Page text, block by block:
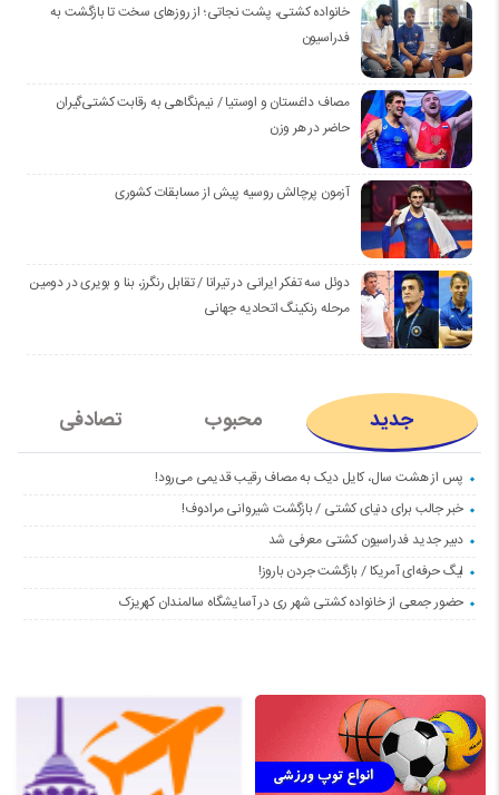
خانواده کشتی، پشت نجاتی؛ از روزهای سخت تا بازگشت به
فدراسیون
مصاف داغستان و اوستیا / نیم‌نگاهی به رقابت کشتی‌گیران
حاضر در هر وزن
آزمون پرچالش روسیه پیش از مسابقات کشوری
دوئل سه تفکر ایرانی در تیرانا / تقابل رنگرز، بنا و بویری در دومین
مرحله رنکینگ اتحادیه جهانی
جدید محبوب تصادفی
پس از هشت سال، کایل دیک به مصاف رقیب قدیمی می‌رود!
خبر جالب برای دنیای کشتی / بازگشت شیروانی مرادوف!
دبیر جدید فدراسیون کشتی معرفی شد
لیگ حرفه‌ای آمریکا / بازگشت جردن باروز!
حضور جمعی از خانواده کشتی شهر ری در آسایشگاه سالمندان کهریزک